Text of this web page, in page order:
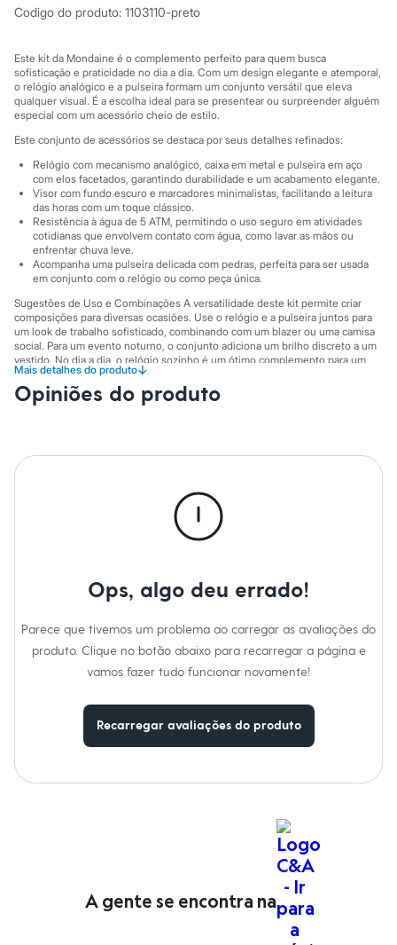
Chinelos
Sapatilhas
Tênis
Marcas
City
Clock House
Mindset
Yessica
Moda esportiva
Acessórios
Blusas
Calçados
Leggings
Shorts e Bermudas
Tops
Moda íntima
Calcinhas
Cintas e Modeladores
Meias
Pijamas
Sutiãs e Tops
Moda praia
Biquínis
Personagens
Plus size
Dia dos Pais
Inverno
Camisetas e Regatas
Casacos e Jaquetas
Jeans
Codigo do produto: 1103110-preto
Este kit da Mondaine é o complemento perfeito para quem busca
sofisticação e praticidade no dia a dia. Com um design elegante e atemporal,
o relógio analógico e a pulseira formam um conjunto versátil que eleva
qualquer visual. É a escolha ideal para se presentear ou surpreender alguém
especial com um acessório cheio de estilo.
Este conjunto de acessórios se destaca por seus detalhes refinados:
Relógio com mecanismo analógico, caixa em metal e pulseira em aço
com elos facetados, garantindo durabilidade e um acabamento elegante.
Visor com fundo escuro e marcadores minimalistas, facilitando a leitura
das horas com um toque clássico.
Resistência à água de 5 ATM, permitindo o uso seguro em atividades
cotidianas que envolvem contato com água, como lavar as mãos ou
enfrentar chuva leve.
Acompanha uma pulseira delicada com pedras, perfeita para ser usada
em conjunto com o relógio ou como peça única.
Sugestões de Uso e Combinações A versatilidade deste kit permite criar
composições para diversas ocasiões. Use o relógio e a pulseira juntos para
um look de trabalho sofisticado, combinando com um blazer ou uma camisa
social. Para um evento noturno, o conjunto adiciona um brilho discreto a um
vestido. No dia a dia, o relógio sozinho é um ótimo complemento para um
visual com jeans e camiseta, enquanto a pulseira pode ser usada para dar um
toque delicado a outras produções.
Mais detalhes do produto↓
Opiniões do produto
Ops, algo deu errado!
Parece que tivemos um problema ao carregar as avaliações do
produto. Clique no botão abaixo para recarregar a página e
vamos fazer tudo funcionar novamente!
Recarregar avaliações do produto
A gente se encontra na